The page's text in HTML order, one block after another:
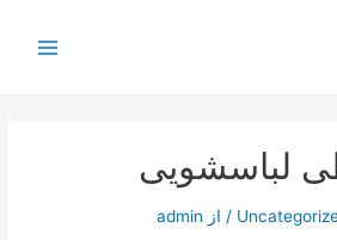
لباسشویی
/ از admin